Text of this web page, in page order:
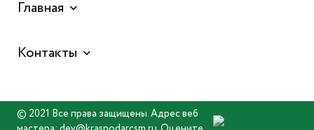
Главная
Контакты
© 2021 Все права защищены. Адрес веб